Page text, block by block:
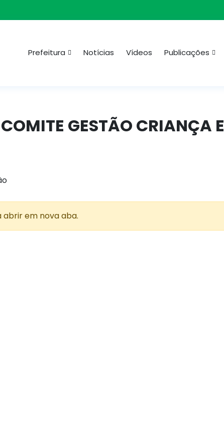
Prefeitura Notícias Vídeos Publicações
GESTÃO CRIANÇA E
abrir em nova aba.